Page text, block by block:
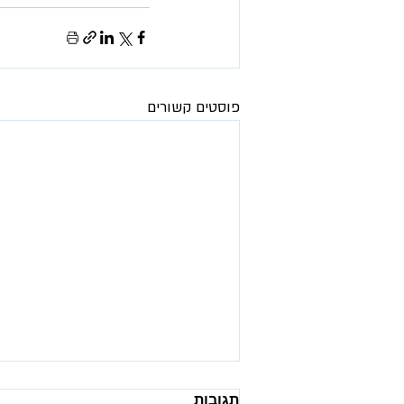
פוסטים קשורים
תגובות